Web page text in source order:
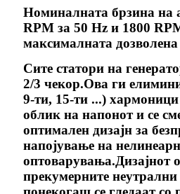
Номиналната брзина на
RPM за 50 Hz и 1800
максималната
Сите статори на
2/3 чекор.Ова ги
9-ти, 15-ти ...)
облик на напонот и се
оптимален дизајн за
напојување на
оптоварувања.Дизајнот
прекумерните